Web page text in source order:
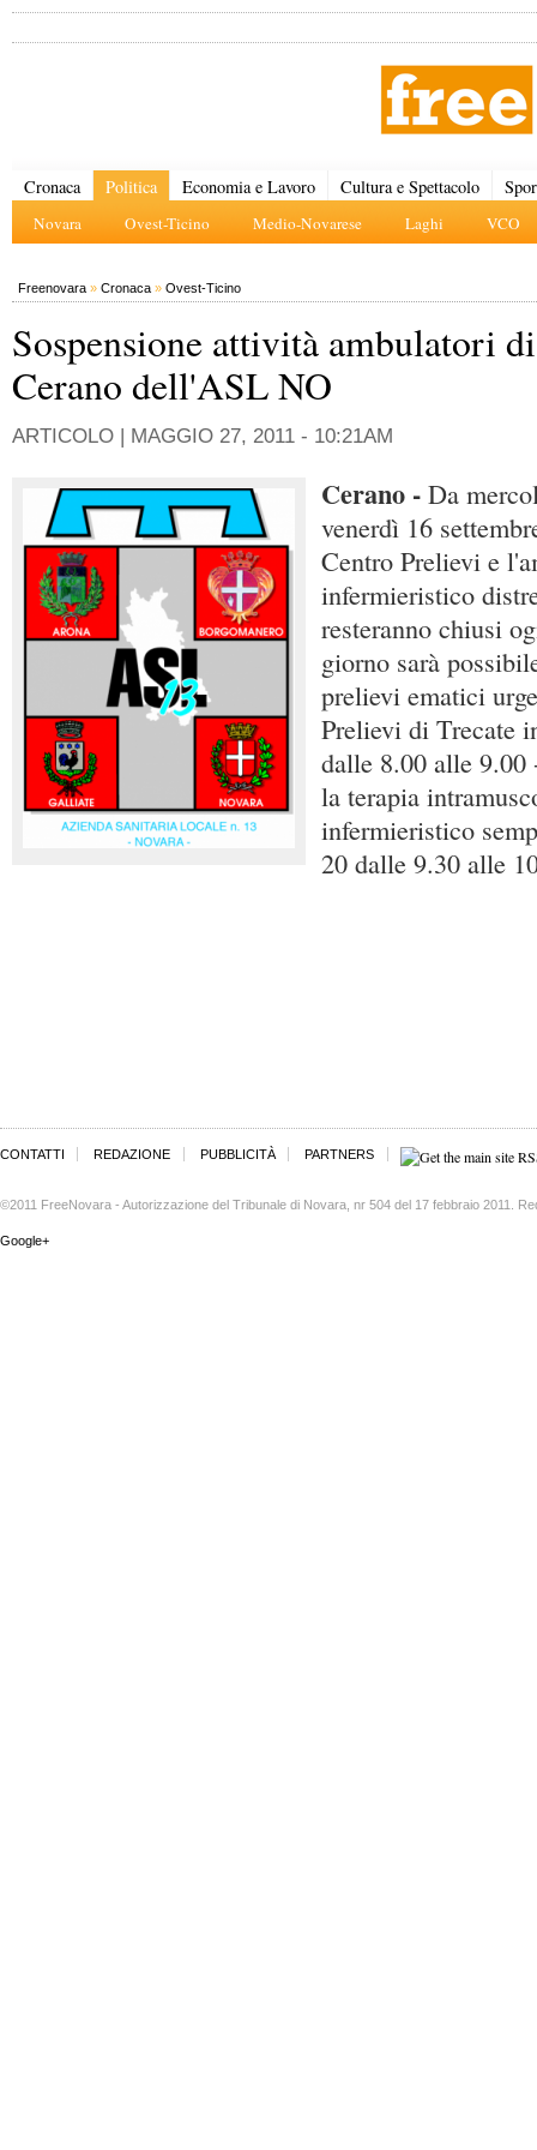
Cronaca Politica
Novara Ovest-Ticino Medio-Novarese Laghi VCO
Economia e Lavoro Cultura e Spettacolo
Freenovara » Cronaca » Ovest-Ticino
Sospensione attività ambulatori di
Cerano dell'ASL NO
ARTICOLO | MAGGIO 27, 2011 - 10:21AM
Cerano - Da
venerdì 16
Centro Prelievi e
infermieristico
resteranno chiusi
giorno sarà
prelievi ematici
Prelievi di Trecate
dalle 8.00 alle 9.00
la terapia
infermieristico
20 dalle 9.30 alle
CONTATTI REDAZIONE PUBBLICITÀ PARTNERS
©2011 FreeNovara - Autorizzazione del Tribunale di Novara, nr 504 del 17 febbraio 2011.
Google+